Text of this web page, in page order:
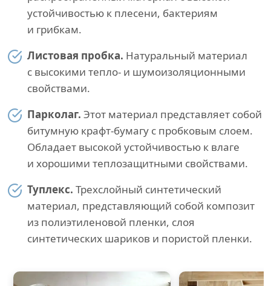
устойчивостью к плесени, бактериям
и грибкам.
Листовая пробка. Натуральный материал
с высокими тепло- и шумоизоляционными
свойствами.
Парколаг. Этот материал представляет собой
битумную крафт-бумагу с пробковым слоем.
Обладает высокой устойчивостью к влаге
и хорошими теплозащитными свойствами.
Туплекс. Трехслойный синтетический
материал, представляющий собой композит
из полиэтиленовой пленки, слоя
синтетических шариков и пористой пленки.